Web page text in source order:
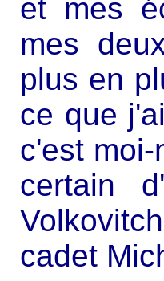
et mes
mes
plus en
ce que
c'est moi-
certain
cadet